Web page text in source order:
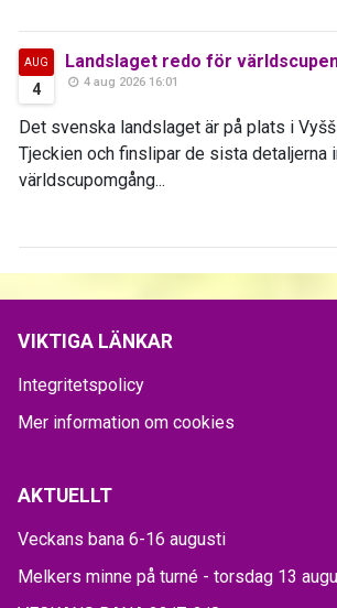
AUG
4
Landslaget redo för
4 aug 2026 16:01
Det svenska landslaget är på plats i
Tjeckien och finslipar de sista detaljerna
världscupomgång...
VIKTIGA LÄNKAR
Integritetspolicy
Mer information om cookies
AKTUELLT
Veckans bana 6-16 augusti
Melkers minne på turné - torsdag 13